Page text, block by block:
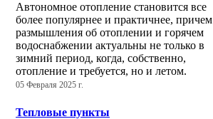
Автономное отопление становится все
более популярнее и практичнее, причем
размышления об отоплении и горячем
водоснабжении актуальны не только в
зимний период, когда, собственно,
отопление и требуется, но и летом.
05 Февраля 2025 г.
Тепловые пункты